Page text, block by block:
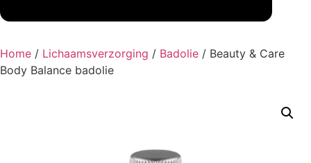
Home / Lichaamsverzorging / Badolie / Beauty & Care
Body Balance badolie